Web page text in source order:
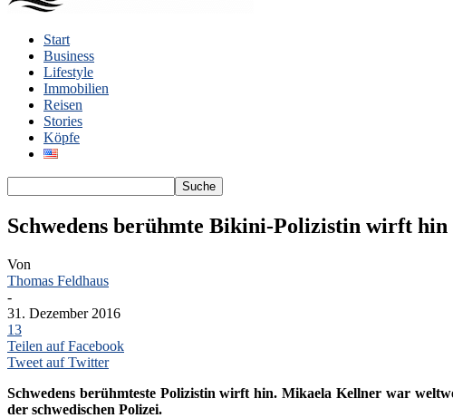
Start
Business
Lifestyle
Immobilien
Reisen
Stories
Köpfe
Schwedens berühmte Bikini-Polizistin wirft hin
Von
Thomas Feldhaus
-
31. Dezember 2016
13
Teilen auf Facebook
Tweet auf Twitter
Schwedens berühmteste Polizistin wirft hin. Mikaela Kellner war
der schwedischen Polizei.